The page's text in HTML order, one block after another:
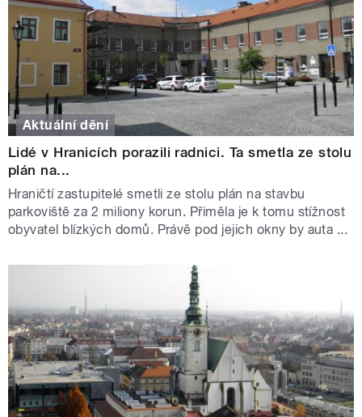
Aktuální dění
Lidé v Hranicích porazili radnici. Ta smetla ze stolu
plán na...
Hraničtí zastupitelé smetli ze stolu plán na stavbu
parkoviště za 2 miliony korun. Přiměla je k tomu stížnost
obyvatel blízkých domů. Právě pod jejich okny by auta ...